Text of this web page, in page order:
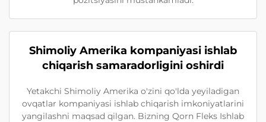
Shimoliy Amerika kompaniyasi ishlab
chiqarish samaradorligini oshirdi
Yetakchi Shimoliy Amerika o'zini qo'lda yeyiladigan
ovqatlar kompaniyasi ishlab chiqarish imkoniyatlarini
yangilashni maqsad qilgan. Bizning Qorn Fleks Ishlab